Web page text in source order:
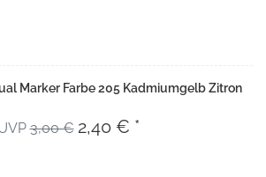
Marker Farbe 205 Kadmiumgelb Zitron
3,00 € 2,40 € *